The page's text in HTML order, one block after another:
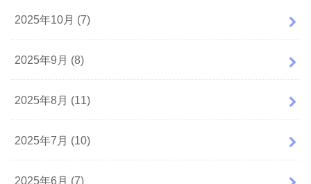
2025年10月 (7)
2025年9月 (8)
2025年8月 (11)
2025年7月 (10)
2025年6月 (7)